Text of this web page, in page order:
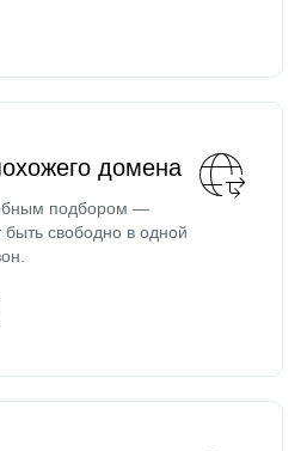
домена
подбором —
свободно в одной